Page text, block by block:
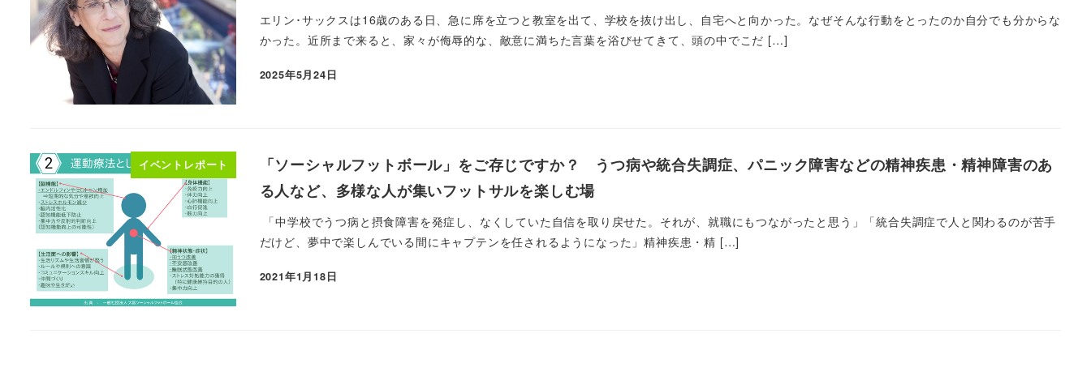
エリン･サックスは16歳のある日、急に席を立つと教室を出て、学校を抜け出し、自宅へと向かった。なぜそんな行動をとったのか自分でも分からな
かった。近所まで来ると、家々が侮辱的な、敵意に満ちた言葉を浴びせてきて、頭の中でこだ […]
2025年5月24日
イベントレポート
「ソーシャルフットボール」をご存じですか？ うつ病や統合失調症、パニック障害などの精神疾患・精神障害のあ
る人など、多様な人が集いフットサルを楽しむ場
「中学校でうつ病と摂食障害を発症し、なくしていた自信を取り戻せた。それが、就職にもつながったと思う」「統合失調症で人と関わるのが苦手
だけど、夢中で楽しんでいる間にキャプテンを任されるようになった」精神疾患・精 […]
2021年1月18日